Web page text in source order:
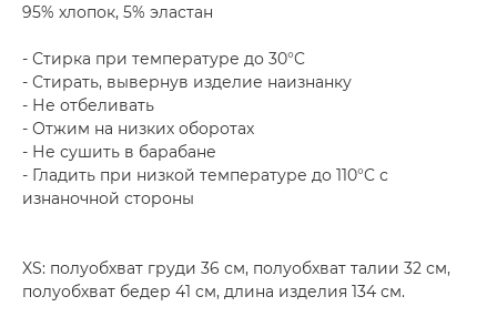
95% хлопок, 5% эластан
- Стирка при температуре до 30°C
- Стирать, вывернув изделие наизнанку
- Не отбеливать
- Отжим на низких оборотах
- Не сушить в барабане
- Гладить при низкой температуре до 110°C с
изнаночной стороны
XS: полуобхват груди 36 см, полуобхват талии 32 см,
полуобхват бедер 41 см, длина изделия 134 см.